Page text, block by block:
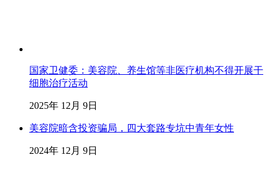
国家卫健委：美容院、养生馆等非医疗机构不得开展干
细胞治疗活动
2025年 12月 9日
美容院暗含投资骗局，四大套路专坑中青年女性
2024年 12月 9日